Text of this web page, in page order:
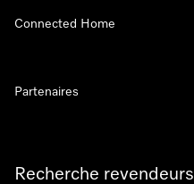
Recherche revendeurs
Connected Home
Partenaires